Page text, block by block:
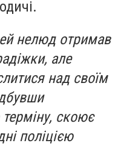
нелюд отримав
але
над своїм
скоює
поліцією